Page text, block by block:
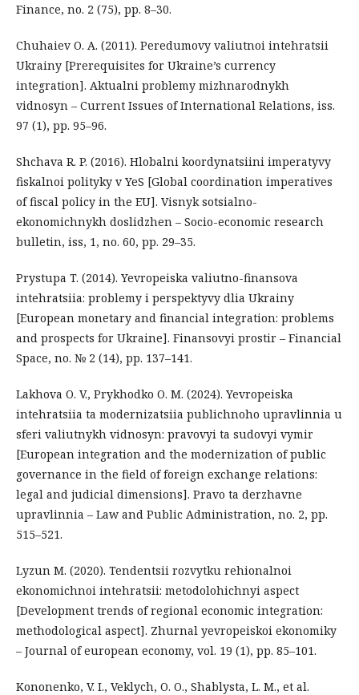
Finance, no. 2 (75), pp. 8–30.
Chuhaiev O. A. (2011). Peredumovy valiutnoi intehratsii
Ukrainy [Prerequisites for Ukraine’s currency
integration]. Aktualni problemy mizhnarodnykh
vidnosyn – Current Issues of International Relations, iss.
97 (1), pp. 95–96.
Shchava R. P. (2016). Hlobalni koordynatsiini imperatyvy
fiskalnoi polityky v YeS [Global coordination imperatives
of fiscal policy in the EU]. Visnyk sotsialno-
ekonomichnykh doslidzhen – Socio-economic research
bulletin, iss, 1, no. 60, pp. 29–35.
Prystupa T. (2014). Yevropeiska valiutno-finansova
intehratsiia: problemy i perspektyvy dlia Ukrainy
[European monetary and financial integration: problems
and prospects for Ukraine]. Finansovyi prostir – Financial
Space, no. № 2 (14), pp. 137–141.
Lakhova O. V., Prykhodko O. M. (2024). Yevropeiska
intehratsiia ta modernizatsiia publichnoho upravlinnia u
sferi valiutnykh vidnosyn: pravovyi ta sudovyi vymir
[European integration and the modernization of public
governance in the field of foreign exchange relations:
legal and judicial dimensions]. Pravo ta derzhavne
upravlinnia – Law and Public Administration, no. 2, pp.
515–521.
Lyzun M. (2020). Tendentsii rozvytku rehionalnoi
ekonomichnoi intehratsii: metodolohichnyi aspect
[Development trends of regional economic integration:
methodological aspect]. Zhurnal yevropeiskoi ekonomiky
– Journal of european economy, vol. 19 (1), pp. 85–101.
Kononenko, V. I., Veklych, O. O., Shablysta, L. M., et al.